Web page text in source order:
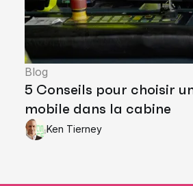
Blog
5 Conseils pour choisir
mobile dans la cabine
Ken Tierney